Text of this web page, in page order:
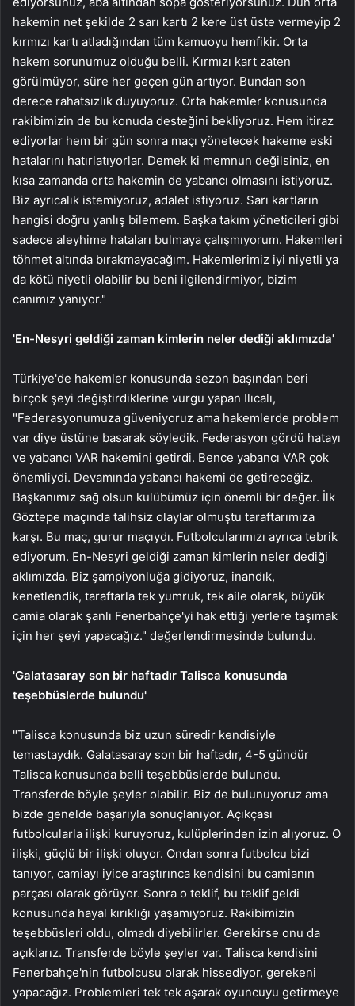
hakemin net şekilde 2 sarı kartı 2 kere üst üste vermeyip 2
kırmızı kartı atladığından tüm kamuoyu hemfikir. Orta
hakem sorunumuz olduğu belli. Kırmızı kart zaten
görülmüyor, süre her geçen gün artıyor. Bundan son
derece rahatsızlık duyuyoruz. Orta hakemler konusunda
rakibimizin de bu konuda desteğini bekliyoruz. Hem itiraz
ediyorlar hem bir gün sonra maçı yönetecek hakeme eski
hatalarını hatırlatıyorlar. Demek ki memnun değilsiniz, en
kısa zamanda orta hakemin de yabancı olmasını istiyoruz.
Biz ayrıcalık istemiyoruz, adalet istiyoruz. Sarı kartların
hangisi doğru yanlış bilemem. Başka takım yöneticileri gibi
sadece aleyhime hataları bulmaya çalışmıyorum. Hakemleri
töhmet altında bırakmayacağım. Hakemlerimiz iyi niyetli ya
da kötü niyetli olabilir bu beni ilgilendirmiyor, bizim
canımız yanıyor."
'En-Nesyri geldiği zaman kimlerin neler dediği aklımızda'
Türkiye'de hakemler konusunda sezon başından beri
birçok şeyi değiştirdiklerine vurgu yapan Ilıcalı,
"Federasyonumuza güveniyoruz ama hakemlerde problem
var diye üstüne basarak söyledik. Federasyon gördü hatayı
ve yabancı VAR hakemini getirdi. Bence yabancı VAR çok
önemliydi. Devamında yabancı hakemi de getireceğiz.
Başkanımız sağ olsun kulübümüz için önemli bir değer. İlk
Göztepe maçında talihsiz olaylar olmuştu taraftarımıza
karşı. Bu maç, gurur maçıydı. Futbolcularımızı ayrıca tebrik
ediyorum. En-Nesyri geldiği zaman kimlerin neler dediği
aklımızda. Biz şampiyonluğa gidiyoruz, inandık,
kenetlendik, taraftarla tek yumruk, tek aile olarak, büyük
camia olarak şanlı Fenerbahçe'yi hak ettiği yerlere taşımak
için her şeyi yapacağız." değerlendirmesinde bulundu.
'Galatasaray son bir haftadır Talisca konusunda
teşebbüslerde bulundu'
"Talisca konusunda biz uzun süredir kendisiyle
temastaydık. Galatasaray son bir haftadır, 4-5 gündür
Talisca konusunda belli teşebbüslerde bulundu.
Transferde böyle şeyler olabilir. Biz de bulunuyoruz ama
bizde genelde başarıyla sonuçlanıyor. Açıkçası
futbolcularla ilişki kuruyoruz, kulüplerinden izin alıyoruz. O
ilişki, güçlü bir ilişki oluyor. Ondan sonra futbolcu bizi
tanıyor, camiayı iyice araştırınca kendisini bu camianın
parçası olarak görüyor. Sonra o teklif, bu teklif geldi
konusunda hayal kırıklığı yaşamıyoruz. Rakibimizin
teşebbüsleri oldu, olmadı diyebilirler. Gerekirse onu da
açıklarız. Transferde böyle şeyler var. Talisca kendisini
Fenerbahçe'nin futbolcusu olarak hissediyor, gerekeni
yapacağız. Problemleri tek tek aşarak oyuncuyu getirmeye